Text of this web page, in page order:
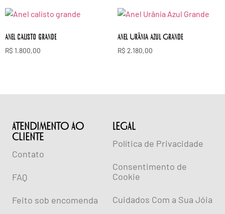
Anel calisto grande
R$ 1.800,00
Anel Urânia Azul Grande
R$ 2.180,00
ATENDIMENTO AO
CLIENTE
Contato
FAQ
Feito sob encomenda
lEGAL
Política de Privacidade
Consentimento de
Cookie
Cuidados Com a Sua Jóia